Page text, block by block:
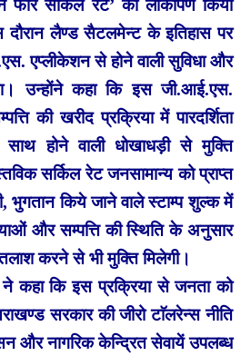
सर्किल रेट’ का लोकार्पण किया
दौरान लैण्ड सैटलमेन्ट के इतिहास पर
एप्लीकेशन से होने वाली सुविधा और
उन्होंने कहा कि इस जी.आई.एस.
की खरीद प्रक्रिया में पारदर्शिता
होने वाली धोखाधड़ी से मुक्ति
सर्किल रेट जनसामान्य को प्राप्त
भुगतान किये जाने वाले स्टाम्प शुल्क में
और सम्पत्ति की स्थिति के अनुसार
करने से भी मुक्ति मिलेगी।
ने कहा कि इस प्रक्रिया से जनता को
सरकार की जीरो टाॅलरेन्स नीति
और नागरिक केन्द्रित सेवायें उपलब्ध